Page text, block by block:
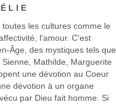
L I E
les cultures comme le
l'amour. C'est
Âge, des mystiques tels que
Mathilde, Marguerite
une dévotion au Coeur
dévotion à un organe
par Dieu fait homme. Si